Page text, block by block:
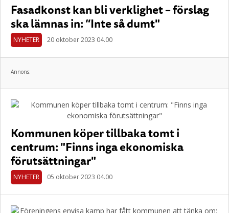
Fasadkonst kan bli verklighet – förslag
ska lämnas in: ”Inte så dumt"
NYHETER 20 oktober 2023 04.00
Annons:
Kommunen köper tillbaka tomt i
centrum: "Finns inga ekonomiska
förutsättningar"
NYHETER 05 oktober 2023 04.00